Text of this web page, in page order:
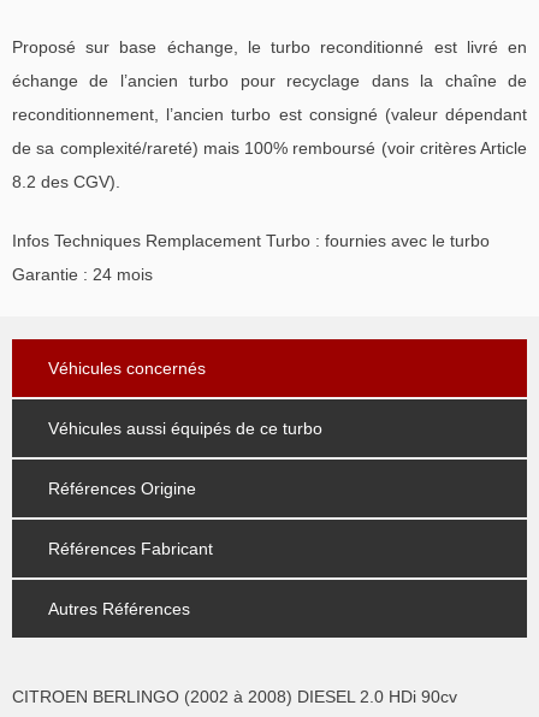
Proposé sur base échange, le turbo reconditionné est livré en
échange de l’ancien turbo pour recyclage dans la chaîne de
reconditionnement, l’ancien turbo est consigné (valeur dépendant
de sa complexité/rareté) mais 100% remboursé (voir critères Article
8.2 des CGV).
Infos Techniques Remplacement Turbo : fournies avec le turbo
Garantie : 24 mois
Véhicules concernés
Véhicules aussi équipés de ce turbo
Références Origine
Références Fabricant
Autres Références
CITROEN BERLINGO (2002 à 2008) DIESEL 2.0 HDi 90cv